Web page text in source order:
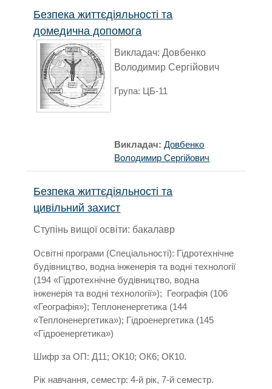
Безпека життєдіяльності та
домедична допомога
Викладач: Довбенко
Володимир Сергійович
Група: ЦБ-11
Викладач:Довбенко
Володимир Сергійович
Безпека життєдіяльності та
цивільний захист
Ступінь вищої освіти: бакалавр
Освітні програми (Спеціальності): Гідротехнічне
будівництво, водна інженерія та водні технології
(194 «Гідротехнічне будівництво, водна
інженерія та водні технології»); Географія (106
«Географія»); Теплоненергетика (144
«Теплоненергетика»); Гідроенергетика (145
«Гідроенергетика»)
Шифр за ОП: Д11; ОК10; ОК6; ОК10.
Рік навчання, семестр: 4-й рік, 7-й семестр.